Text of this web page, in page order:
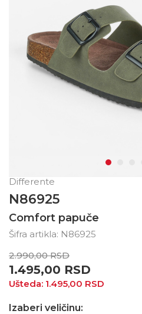
Differente
N86925
Comfort papuče
Šifra artikla: N86925
2.990,00 RSD
1.495,00 RSD
Ušteda: 1.495,00 RSD
Izaberi veličinu: